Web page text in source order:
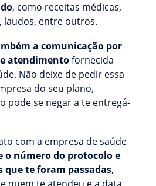
, como receitas médicas,
laudos, entre outros.
a comunicação por
atendimentofornecida
Não deixe de pedir essa
do seu plano,
pode se negar a te entregá-
com a empresa de saúde
o número do protocolo e
que te foram passadas,